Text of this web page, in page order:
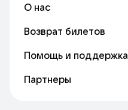
О нас
Возврат билетов
Помощь и поддержка
Партнеры